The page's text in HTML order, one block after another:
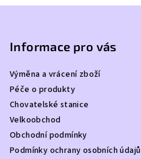
z
Informace pro vás
Výměna a vrácení zboží
Péče o produkty
Chovatelské stanice
Velkoobchod
Obchodní podmínky
Podmínky ochrany osobních údajů